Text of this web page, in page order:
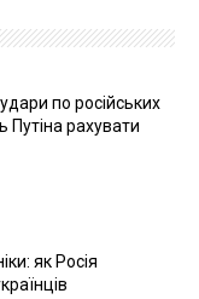
по російських
Путіна рахувати
як Росія